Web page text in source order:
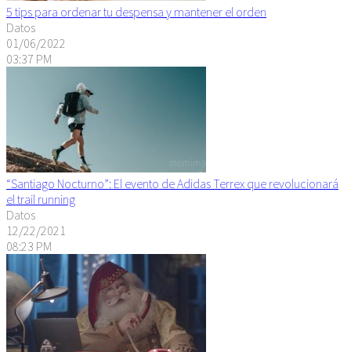
5 tips para ordenar tu despensa y mantener el orden
Datos
01/06/2022
03:37 PM
“Santiago Nocturno”: El evento de Adidas Terrex que revolucionará
el trail running
Datos
12/22/2021
08:23 PM